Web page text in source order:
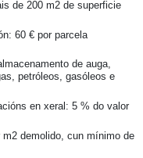
de 200 m2 de superficie
60 € por parcela
de auga,
petróleos, gasóleos e
en xeral: 5 % do valor
demolido, cun mínimo de